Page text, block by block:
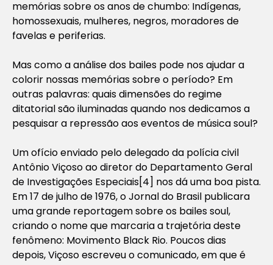
memórias sobre os anos de chumbo: Indígenas,
homossexuais, mulheres, negros, moradores de
favelas e periferias.
Mas como a análise dos bailes pode nos ajudar a
colorir nossas memórias sobre o período? Em
outras palavras: quais dimensões do regime
ditatorial são iluminadas quando nos dedicamos a
pesquisar a repressão aos eventos de músicasoul?
Um ofício enviado pelo delegado da polícia civil
Antônio Viçoso ao diretor do Departamento Geral
de Investigações Especiais[4] nos dá uma boa pista.
Em 17 de julho de 1976, o Jornal do Brasil publicara
uma grande reportagem sobre os bailessoul,
criando o nome que marcaria a trajetória deste
fenômeno: Movimento Black Rio. Poucos dias
depois, Viçoso escreveu o comunicado, em que é